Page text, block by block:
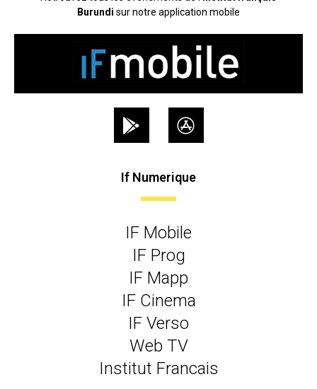
Burundi sur notre application mobile
If Numerique
IF Mobile
IF Prog
IF Mapp
IF Cinema
IF Verso
Web TV
Institut Francais